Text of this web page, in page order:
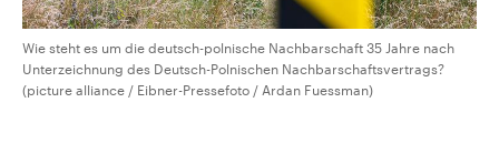
Wie steht es um die deutsch-polnische Nachbarschaft 35 Jahre nach
Unterzeichnung des Deutsch-Polnischen Nachbarschaftsvertrags?
(picture alliance / Eibner-Pressefoto / Ardan Fuessman)